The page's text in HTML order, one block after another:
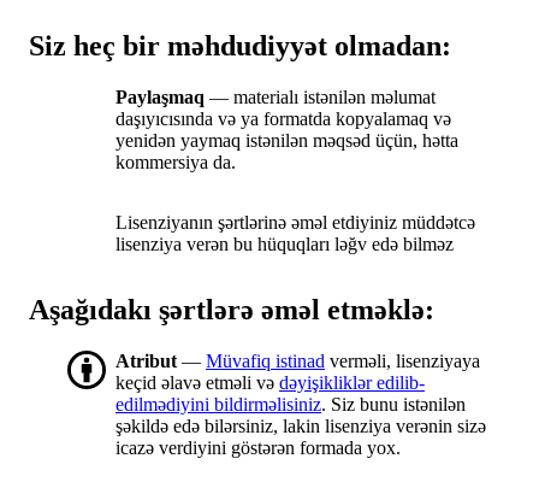
Siz heç bir məhdudiyyət olmadan:
Paylaşmaq — materialı istənilən məlumat
daşıyıcısında və ya formatda kopyalamaq və
yenidən yaymaq istənilən məqsəd üçün, hətta
kommersiya da.
Lisenziyanın şərtlərinə əməl etdiyiniz müddətcə
lisenziya verən bu hüquqları ləğv edə bilməz
Aşağıdakı şərtlərə əməl etməklə:
Atribut — Müvafiq istinad verməli, lisenziyaya
keçid əlavə etməli və dəyişikliklər edilib-
edilmədiyini bildirməlisiniz. Siz bunu istənilən
şəkildə edə bilərsiniz, lakin lisenziya verənin sizə
icazə verdiyini göstərən formada yox.